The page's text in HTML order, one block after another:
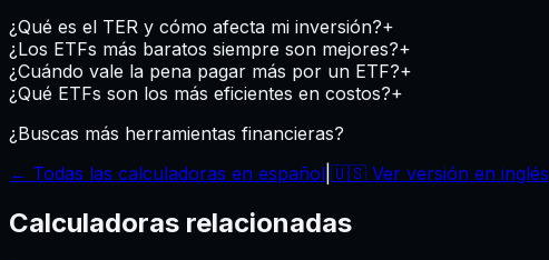
¿Qué es el TER y cómo afecta mi inversión?+
¿Los ETFs más baratos siempre son mejores?+
¿Cuándo vale la pena pagar más por un ETF?+
¿Qué ETFs son los más eficientes en costos?+
¿Buscas más herramientas financieras?
← Todas las calculadoras en español 🇺🇸 Ver versión en inglés
Calculadoras relacionadas